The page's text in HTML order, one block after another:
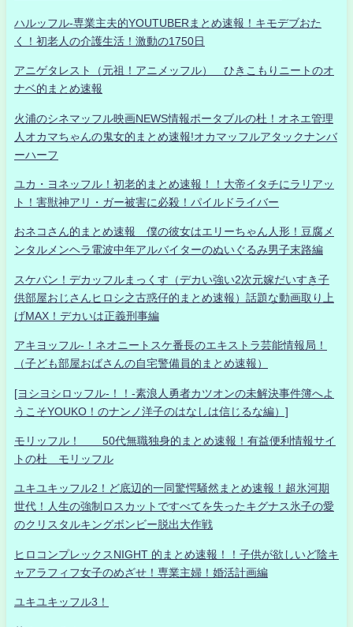
ハルッフル-専業主夫的YOUTUBERまとめ速報！キモデブおた
く！初老人の介護生活！激動の1750日
アニゲタレスト（元祖！アニメッフル） ひきこもりニートのオ
ナベ的まとめ速報
火浦のシネマッフル映画NEWS情報ポータブルの杜！オネエ管理
人オカマちゃんの鬼女的まとめ速報!オカマッフルアタックナンバ
ーハーフ
ユカ・ヨネッフル！初老的まとめ速報！！大帝イタチにラリアッ
ト！害獣神アリ・ガー被害に必殺！パイルドライバー
おネコさん的まとめ速報 僕の彼女はエリーちゃん人形！豆腐メ
ンタルメンヘラ電波中年アルバイターのぬいぐるみ男子末路編
スケバン！デカッフルまっくす（デカい強い2次元嫁だいすき子
供部屋おじさんヒロシ之古惑仔的まとめ速報）話題な動画取り上
げMAX！デカいは正義刑事編
アキヨッフル-！ネオニートスケ番長のエキストラ芸能情報局！
（子ども部屋おばさんの自宅警備員的まとめ速報）
[ヨシヨシロッフル-！！-素浪人勇者カツオンの未解決事件簿へよ
うこそYOUKO！のナンノ洋子のはなしは信じるな編）]
モリッフル！ 50代無職独身的まとめ速報！有益便利情報サイ
トの杜 モリッフル
ユキユキッフル2！ど底辺的一同驚愕騒然まとめ速報！超氷河期
世代！人生の強制ロスカットですべてを失ったキグナス氷子の愛
のクリスタルキングボンビー脱出大作戦
ヒロコンプレックスNIGHT 的まとめ速報！！子供が欲しいど陰キ
ャアラフィフ女子のめざせ！専業主婦！婚活計画編
ユキユキッフル3！